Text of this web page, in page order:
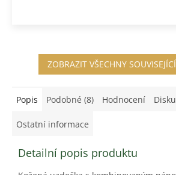
ZOBRAZIT VŠECHNY
Popis Podobné (8) Hodnocení
Ostatní informace
Detailní popis produktu